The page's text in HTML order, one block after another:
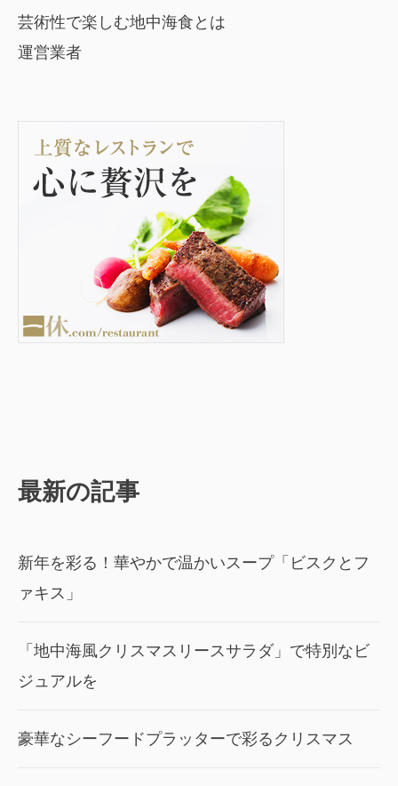
芸術性で楽しむ地中海食とは
運営業者
最新の記事
新年を彩る！華やかで温かいスープ「ビスクとフ
ァキス」
「地中海風クリスマスリースサラダ」で特別なビ
ジュアルを
豪華なシーフードプラッターで彩るクリスマス